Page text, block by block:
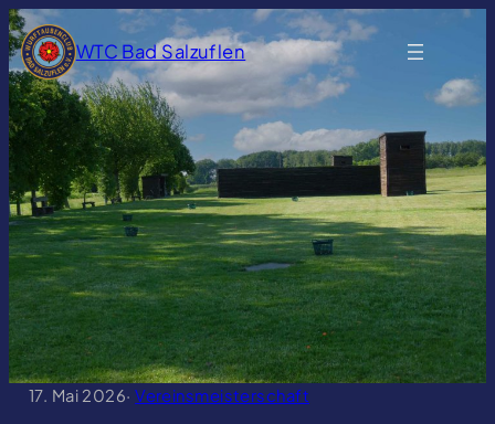
Zum
Inhalt
springen
WTC Bad Salzuflen
17. Mai 2026·Vereinsmeisterschaft